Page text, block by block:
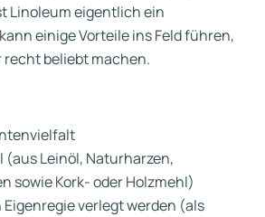
Linoleum eigentlich ein
einige Vorteile ins Feld führen,
recht beliebt machen.
Leinöl, Naturharzen,
sowie Kork- oder Holzmehl)
verlegt werden (als